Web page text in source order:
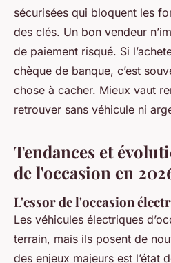
sécurisées qui bloquent les
des clés. Un bon vendeur
de paiement risqué. Si
chèque de banque, c’est
chose à cacher. Mieux vaut
retrouver sans véhicule ni
Tendances et
de l'occasion en
L'essor de l'occasion
Les véhicules électriques
terrain, mais ils posent de
des enjeux majeurs est l’état